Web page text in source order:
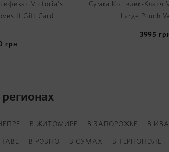
Victoria's
It Gift Card
грн
Сумка Кошелек-Клатч
Large Pouch
3995
В ЖИТОМИРЕ В ЗАПОРОЖЬЕ В
В РОВНО В СУМАХ В ТЕРНОПОЛЕ